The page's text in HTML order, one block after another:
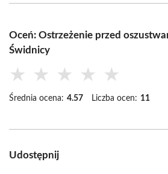
Oceń: Ostrzeżenie przed
Świdnicy
★ ★ ★ ★ ★
Średnia ocena: 4.57 Liczba ocen: 11
Udostępnij